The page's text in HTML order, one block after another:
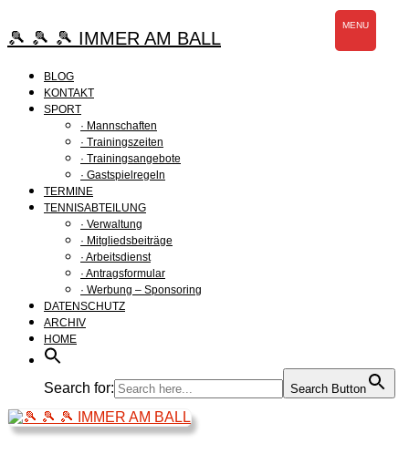
Inhalt
springen
🎾 🎾 🎾 IMMER AM BALL
BLOG
KONTAKT
SPORT
· Mannschaften
· Trainingszeiten
· Trainingsangebote
· Gastspielregeln
TERMINE
TENNISABTEILUNG
· Verwaltung
· Mitgliedsbeiträge
· Arbeitsdienst
· Antragsformular
· Werbung – Sponsoring
DATENSCHUTZ
ARCHIV
HOME
Search for: Search Button
MENU